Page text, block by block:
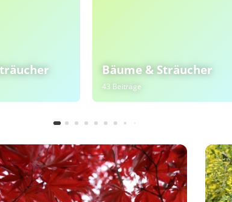
Bäume & Sträucher
43 Beiträge